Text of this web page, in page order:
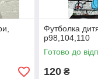
Футболка
р98,104,110
Готово до
120 ₴